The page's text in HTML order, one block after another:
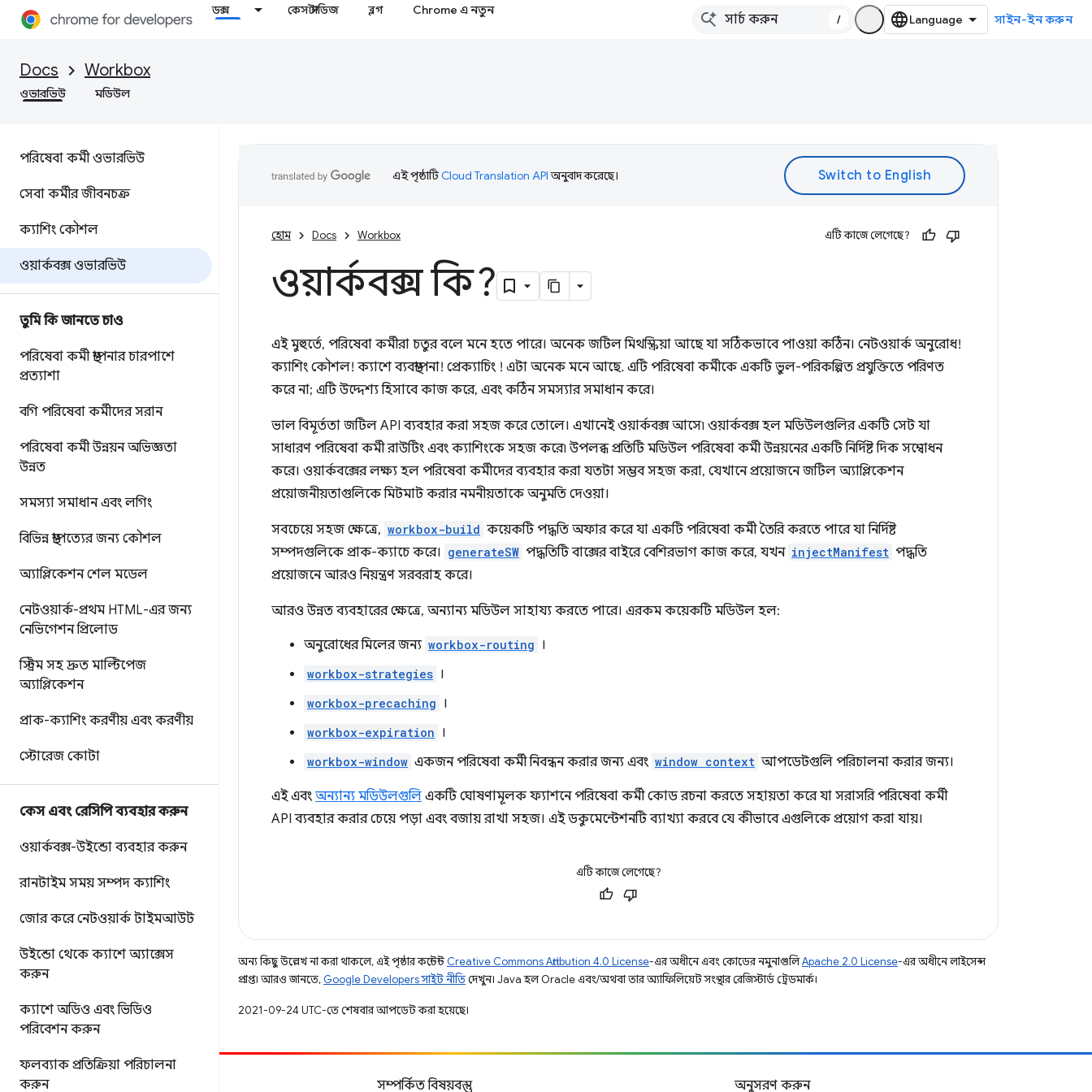
ডক্স কেস স্টাডিজ ব্লগ Chrome এ নতুন
/ সাইন-ইন করুন
Docs Workbox
ওভারভিউ মডিউল
পরিষেবা কর্মী ওভারভিউ
সেবা কর্মীর জীবনচক্র
ক্যাশিং কৌশল
ওয়ার্কবক্স ওভারভিউ
তুমি কি জানতে চাও
পরিষেবা কর্মী স্থাপনার চারপাশে
প্রত্যাশা
বগি পরিষেবা কর্মীদের সরান
পরিষেবা কর্মী উন্নয়ন অভিজ্ঞতা
উন্নত
সমস্যা সমাধান এবং লগিং
বিভিন্ন স্থাপত্যের জন্য কৌশল
অ্যাপ্লিকেশন শেল মডেল
নেটওয়ার্ক-প্রথম HTML-এর জন্য
নেভিগেশন প্রিলোড
স্ট্রিম সহ দ্রুত মাল্টিপেজ
অ্যাপ্লিকেশন
প্রাক-ক্যাশিং করণীয় এবং করণীয়
স্টোরেজ কোটা
কেস এবং রেসিপি ব্যবহার করুন
ওয়ার্কবক্স-উইন্ডো ব্যবহার করুন
রানটাইম সময় সম্পদ ক্যাশিং
জোর করে নেটওয়ার্ক টাইমআউট
উইন্ডো থেকে ক্যাশে অ্যাক্সেস
করুন
ক্যাশে অডিও এবং ভিডিও
পরিবেশন করুন
ফলব্যাক প্রতিক্রিয়া পরিচালনা
করুন
এই পৃষ্ঠাটিCloud Translation APIঅনুবাদ করেছে।
হোম Docs Workbox এটি কাজে লেগেছে?
ওয়ার্কবক্স কি?
এই মুহুর্তে, পরিষেবা কর্মীরা চতুর বলে মনে হতে পারে। অনেক জটিল মিথস্ক্রিয়া আছে যা সঠিকভাবে পাওয়া কঠিন। নেটওয়ার্ক অনুরোধ!
ক্যাশিং কৌশল! ক্যাশে ব্যবস্থাপনা! প্রেক্যাচিং ! এটা অনেক মনে আছে. এটি পরিষেবা কর্মীকে একটি ভুল-পরিকল্পিত প্রযুক্তিতে পরিণত
করে না; এটি উদ্দেশ্য হিসাবে কাজ করে, এবং কঠিন সমস্যার সমাধান করে।
ভাল বিমূর্ততা জটিল API ব্যবহার করা সহজ করে তোলে। এখানেই ওয়ার্কবক্স আসে৷ ওয়ার্কবক্স হল মডিউলগুলির একটি সেট যা
সাধারণ পরিষেবা কর্মী রাউটিং এবং ক্যাশিংকে সহজ করে৷ উপলব্ধ প্রতিটি মডিউল পরিষেবা কর্মী উন্নয়নের একটি নির্দিষ্ট দিক সম্বোধন
করে। ওয়ার্কবক্সের লক্ষ্য হল পরিষেবা কর্মীদের ব্যবহার করা যতটা সম্ভব সহজ করা, যেখানে প্রয়োজনে জটিল অ্যাপ্লিকেশন
প্রয়োজনীয়তাগুলিকে মিটমাট করার নমনীয়তাকে অনুমতি দেওয়া।
সবচেয়ে সহজ ক্ষেত্রে, workbox-build কয়েকটি পদ্ধতি অফার করে যা একটি পরিষেবা কর্মী তৈরি করতে পারে যা নির্দিষ্ট
সম্পদগুলিকে প্রাক-ক্যাচে করে। generateSW পদ্ধতিটি বাক্সের বাইরে বেশিরভাগ কাজ করে, যখন injectManifest পদ্ধতি
প্রয়োজনে আরও নিয়ন্ত্রণ সরবরাহ করে।
আরও উন্নত ব্যবহারের ক্ষেত্রে, অন্যান্য মডিউল সাহায্য করতে পারে। এরকম কয়েকটি মডিউল হল:
অনুরোধের মিলের জন্য workbox-routing ।
workbox-strategies ।
workbox-precaching ।
workbox-expiration ।
workbox-window একজন পরিষেবা কর্মী নিবন্ধন করার জন্য এবং window context আপডেটগুলি পরিচালনা করার জন্য।
এই এবং অন্যান্য মডিউলগুলি একটি ঘোষণামূলক ফ্যাশনে পরিষেবা কর্মী কোড রচনা করতে সহায়তা করে যা সরাসরি পরিষেবা কর্মী
API ব্যবহার করার চেয়ে পড়া এবং বজায় রাখা সহজ। এই ডকুমেন্টেশনটি ব্যাখ্যা করবে যে কীভাবে এগুলিকে প্রয়োগ করা যায়।
এটি কাজে লেগেছে?
অন্য কিছু উল্লেখ না করা থাকলে, এই পৃষ্ঠার কন্টেন্ট Creative Commons Attribution 4.0 License-এর অধীনে এবং কোডের নমুনাগুলিApache 2.0 License-এর অধীনে লাইসেন্স
প্রাপ্ত। আরও জানতে, Google Developers সাইট নীতিদেখুন। Java হল Oracle এবং/অথবা তার অ্যাফিলিয়েট সংস্থার রেজিস্টার্ড ট্রেডমার্ক।
2021-09-24 UTC-তে শেষবার আপডেট করা হয়েছে।
অবদান সম্পর্কিত বিষয়বস্তু অনুসরণ করুন